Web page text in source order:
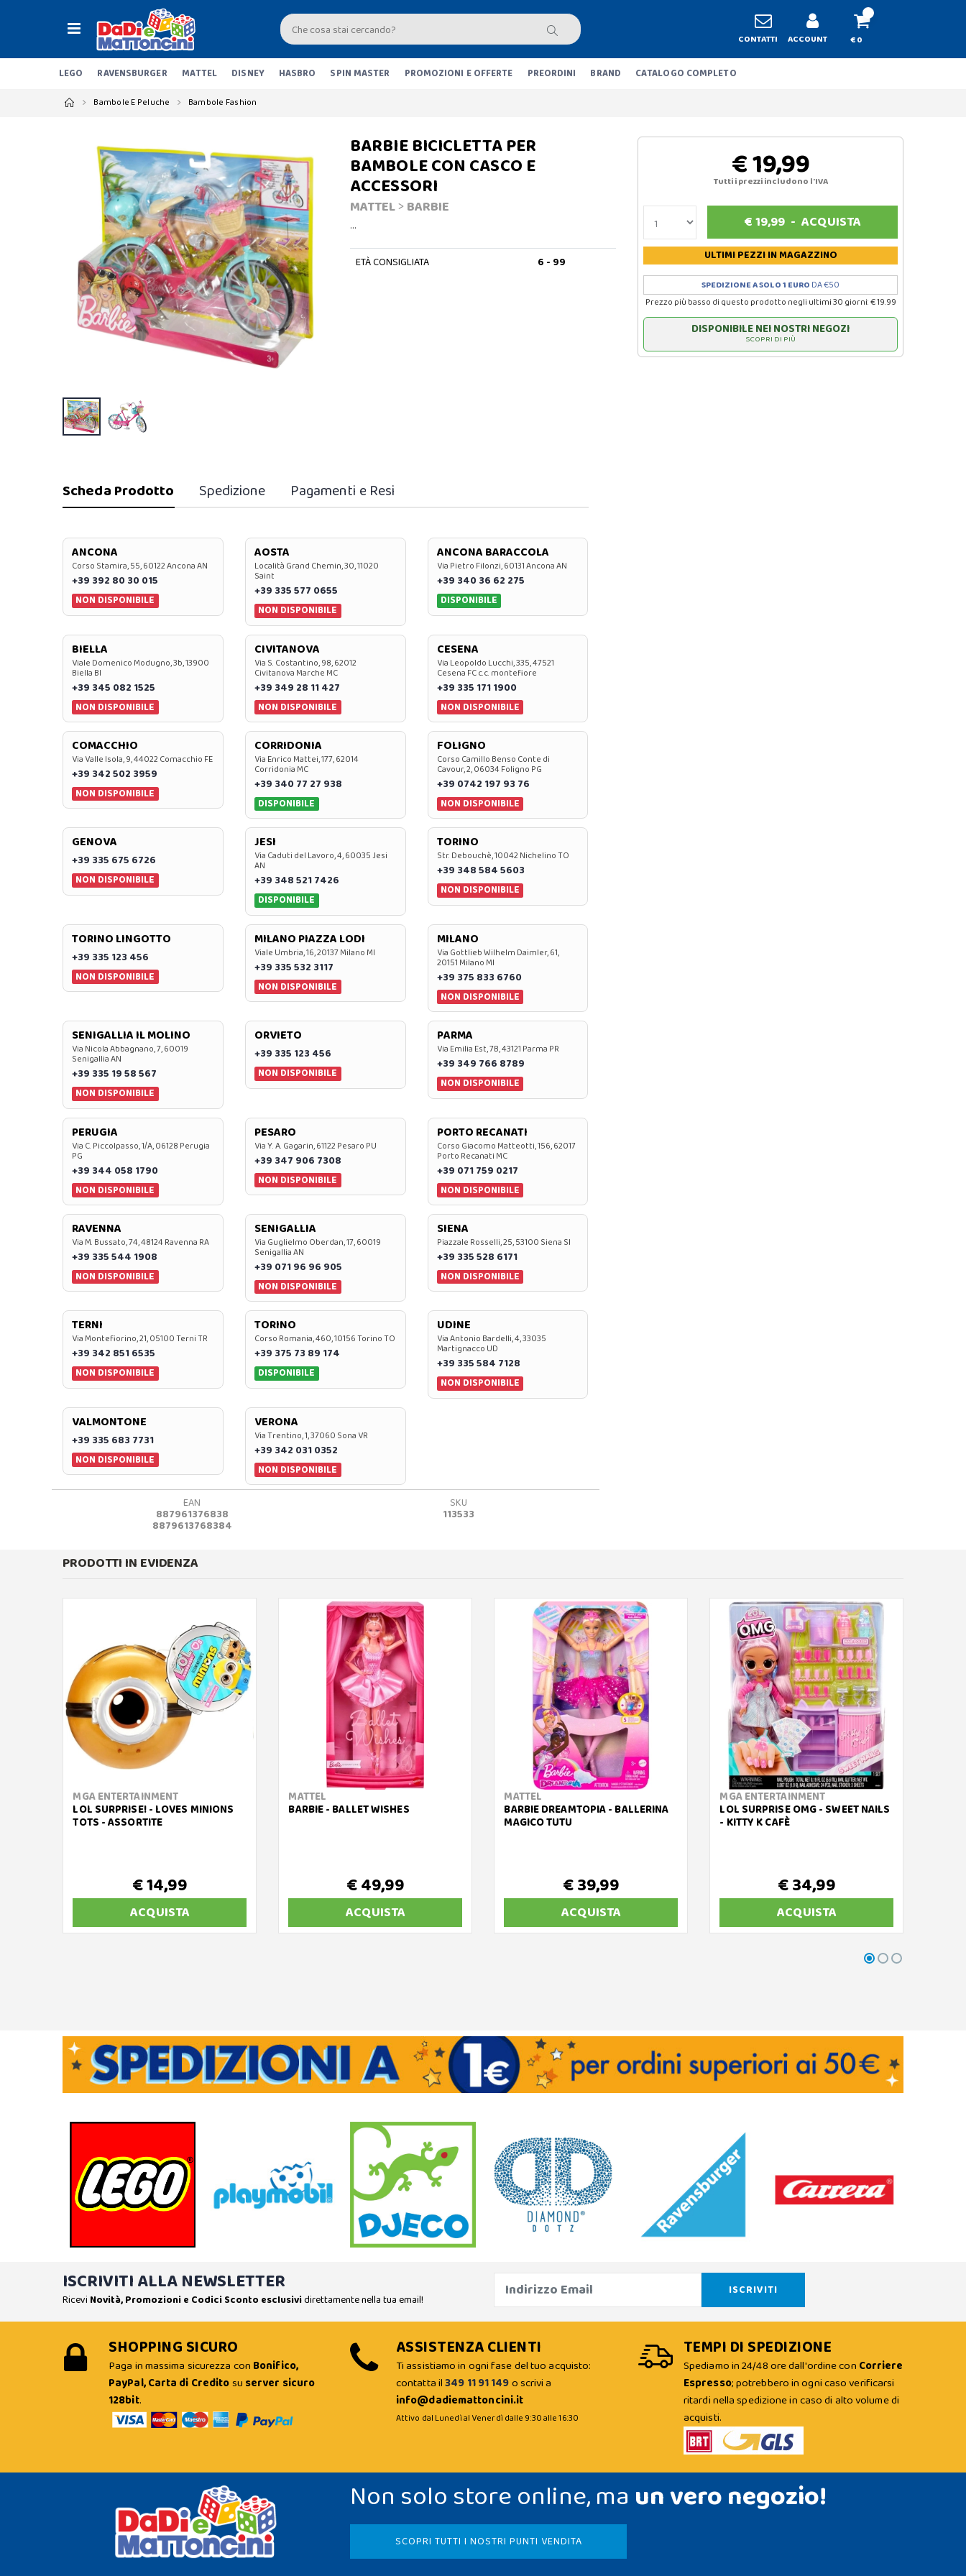
CONTATTI ACCOUNT € 0
LEGO RAVENSBURGER MATTEL DISNEY HASBRO SPIN MASTER PROMOZIONI E OFFERTE PREORDINI BRAND CATALOGO COMPLETO
Bambole E Peluche Bambole Fashion
BARBIE BICICLETTA PER
BAMBOLE CON CASCO E
ACCESSORI
MATTEL> BARBIE
…
ETÀ CONSIGLIATA 6 - 99
€ 19,99
Tutti i prezzi includono l'IVA
€19,99- ACQUISTA
ULTIMI PEZZIIN MAGAZZINO
SPEDIZIONE A SOLO 1 EURO DA €50
Prezzo più basso di questo prodotto negli ultimi 30 giorni: € 19.99
DISPONIBILE NEI NOSTRI NEGOZI
SCOPRI DI PIÙ
Scheda Prodotto Spedizione Pagamenti e Resi
ANCONA
Corso Stamira, 55, 60122 Ancona AN
+39 392 80 30 015
NON DISPONIBILE
AOSTA
Località Grand Chemin, 30, 11020
Saint
+39 335 577 0655
NON DISPONIBILE
ANCONA BARACCOLA
Via Pietro Filonzi, 60131 Ancona AN
+39 340 36 62 275
DISPONIBILE
BIELLA
Viale Domenico Modugno, 3b, 13900
Biella BI
+39 345 082 1525
NON DISPONIBILE
CIVITANOVA
Via S. Costantino, 98, 62012
Civitanova Marche MC
+39 349 28 11 427
NON DISPONIBILE
CESENA
Via Leopoldo Lucchi, 335, 47521
Cesena FC c.c. montefiore
+39 335 171 1900
NON DISPONIBILE
COMACCHIO
Via Valle Isola, 9, 44022 Comacchio FE
+39 342 502 3959
NON DISPONIBILE
CORRIDONIA
Via Enrico Mattei, 177, 62014
Corridonia MC
+39 340 77 27 938
DISPONIBILE
FOLIGNO
Corso Camillo Benso Conte di
Cavour, 2, 06034 Foligno PG
+39 0742 197 93 76
NON DISPONIBILE
GENOVA
+39 335 675 6726
NON DISPONIBILE
JESI
Via Caduti del Lavoro, 4, 60035 Jesi
AN
+39 348 521 7426
DISPONIBILE
TORINO
Str. Debouchè, 10042 Nichelino TO
+39 348 584 5603
NON DISPONIBILE
TORINO LINGOTTO
+39 335 123 456
NON DISPONIBILE
MILANO PIAZZA LODI
Viale Umbria, 16, 20137 Milano MI
+39 335 532 3117
NON DISPONIBILE
MILANO
Via Gottlieb Wilhelm Daimler, 61,
20151 Milano MI
+39 375 833 6760
NON DISPONIBILE
SENIGALLIA IL MOLINO
Via Nicola Abbagnano, 7, 60019
Senigallia AN
+39 335 19 58 567
NON DISPONIBILE
ORVIETO
+39 335 123 456
NON DISPONIBILE
PARMA
Via Emilia Est, 7B, 43121 Parma PR
+39 349 766 8789
NON DISPONIBILE
PERUGIA
Via C. Piccolpasso, 1/A, 06128 Perugia
PG
+39 344 058 1790
NON DISPONIBILE
PESARO
Via Y. A. Gagarin, 61122 Pesaro PU
+39 347 906 7308
NON DISPONIBILE
PORTO RECANATI
Corso Giacomo Matteotti, 156, 62017
Porto Recanati MC
+39 071 759 0217
NON DISPONIBILE
RAVENNA
Via M. Bussato, 74, 48124 Ravenna RA
+39 335 544 1908
NON DISPONIBILE
SENIGALLIA
Via Guglielmo Oberdan, 17, 60019
Senigallia AN
+39 071 96 96 905
NON DISPONIBILE
SIENA
Piazzale Rosselli, 25, 53100 Siena SI
+39 335 528 6171
NON DISPONIBILE
TERNI
Via Montefiorino, 21, 05100 Terni TR
+39 342 851 6535
NON DISPONIBILE
TORINO
Corso Romania, 460, 10156 Torino TO
+39 375 73 89 174
DISPONIBILE
UDINE
Via Antonio Bardelli, 4, 33035
Martignacco UD
+39 335 584 7128
NON DISPONIBILE
VALMONTONE
+39 335 683 7731
NON DISPONIBILE
VERONA
Via Trentino, 1, 37060 Sona VR
+39 342 031 0352
NON DISPONIBILE
EAN
887961376838
8879613768384
SKU
113533
PRODOTTI IN EVIDENZA
MGA ENTERTAINMENT
LOL SURPRISE! - LOVES MINIONS
TOTS - ASSORTITE
€ 14,99
ACQUISTA
MATTEL
BARBIE - BALLET WISHES
€ 49,99
ACQUISTA
MATTEL
BARBIE DREAMTOPIA - BALLERINA
MAGICO TUTU
€ 39,99
ACQUISTA
MGA ENTERTAINMENT
LOL SURPRISE OMG - SWEET NAILS
- KITTY K CAFÈ
€ 34,99
ACQUISTA
ISCRIVITI ALLA NEWSLETTER
Ricevi Novità, Promozioni e Codici Sconto esclusividirettamente nella tua email!
SHOPPING SICURO
Paga in massima sicurezza con Bonifico,
PayPal, Carta di Creditosu server sicuro
128bit.
ASSISTENZA CLIENTI
Ti assistiamo in ogni fase del tuo acquisto:
contatta il349 11 91 149o scrivi a
info@dadiemattoncini.it
Attivo dal Lunedì al Venerdì dalle 9:30 alle 16:30
TEMPI DI SPEDIZIONE
Spediamo in 24/48 ore dall'ordine con Corriere
Espresso; potrebbero in ogni caso verificarsi
ritardi nella spedizione in caso di alto volume di
acquisti.
Non solo store online, ma un vero negozio!
SCOPRI TUTTI I NOSTRI PUNTI VENDITA